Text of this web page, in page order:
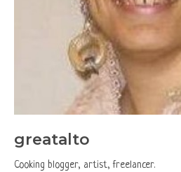
greatalto
Cooking blogger, artist, freelancer.